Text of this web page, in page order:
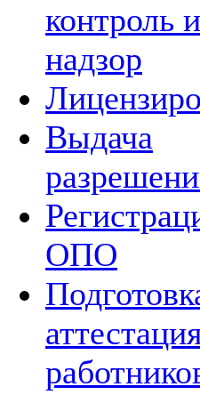
контроль и
надзор
Выдача
ОПО